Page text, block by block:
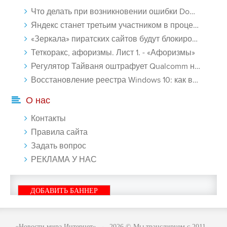
Что делать при возникновении ошибки Download interrupted в Chrome - «Windows»
Яндекс станет третьим участником в процессе ФАС против Google - «Интернет»
«Зеркала» пиратских сайтов будут блокироваться! - «Интернет»
Теткоракс, афоризмы. Лист 1. - «Афоризмы»
Регулятор Тайваня оштрафует Qualcomm на $774 млн - «Новости сети»
Восстановление реестра Windows 10: как восстановить реестр Виндовс 10 - «Windows»
О нас
Контакты
Правила сайта
Задать вопрос
РЕКЛАМА У НАС
ДОБАВИТЬ БАННЕР